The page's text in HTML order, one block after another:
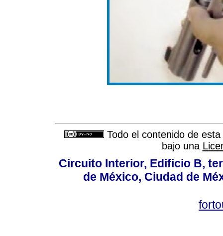
Todo el contenido de
bajo una
Circuito Interior, Edificio B,
de México, Ciudad de